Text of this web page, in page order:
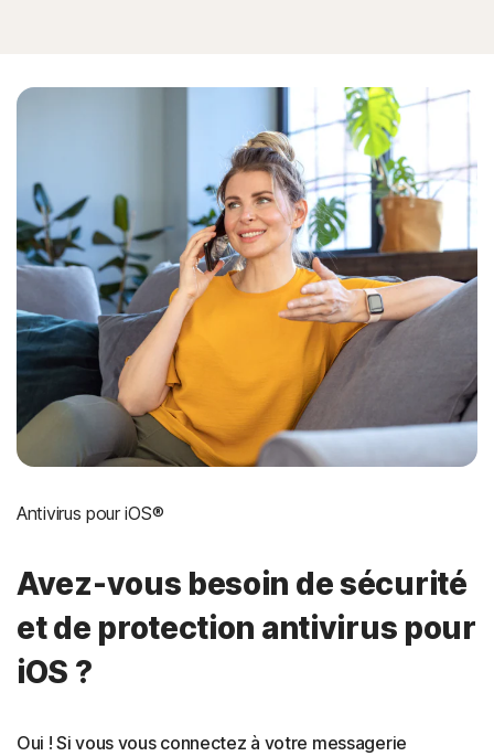
Antivirus pour iOS®
Avez-vous besoin de sécurité
et de protection antivirus pour
iOS ?
Oui ! Si vous vous connectez à votre messagerie